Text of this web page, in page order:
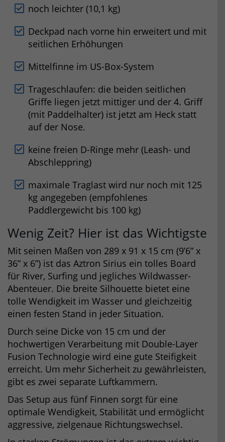
noch leichter (10,1 kg)
Deckpad nach vorne hin erweitert und mit
seitlichen Erhöhungen
Mittelfinne im US-Box-System
Trageschlaufen: die beiden seitlichen
Griffe liegen jetzt mittiger und der 4. Griff
(mit Paddelhalter) ist jetzt am Heck statt
auf der Nose.
keine freien D-Ringe mehr (Leash- und
Abschleppring)
maximale Traglast wird nur noch mit 125
kg angegeben (empfohlenes
Paddlergewicht bis 100 kg)
Wenig Zeit? Hier ist das Wichtigste
Mit seinen Maßen von 289 x 91 x 15 cm (9’6” x
36” x 6”) ist das Aztron Sirius ein tolles Board
für River, Surfing und jegliches Wildwasser-
Abenteuer. Die breite Silhouette bietet eine
tolle Wendigkeit im Wasser und gleichzeitig
einen festen Stand in jeder Situation.
Durch seine Dicke von 15 cm und der
hochwertigen Verarbeitung mit Double-Layer
Fusion Technologie wird eine gute Steifigkeit
erreicht. Um mehr Sicherheit zu gewährleisten,
gibt es zwei separate Luftkammern.
Das Setup aus fünf Finnen sorgt für eine
optimale Wendigkeit, Stabilität und ermöglicht
aggressive, zielgenaue Richtungswechsel.